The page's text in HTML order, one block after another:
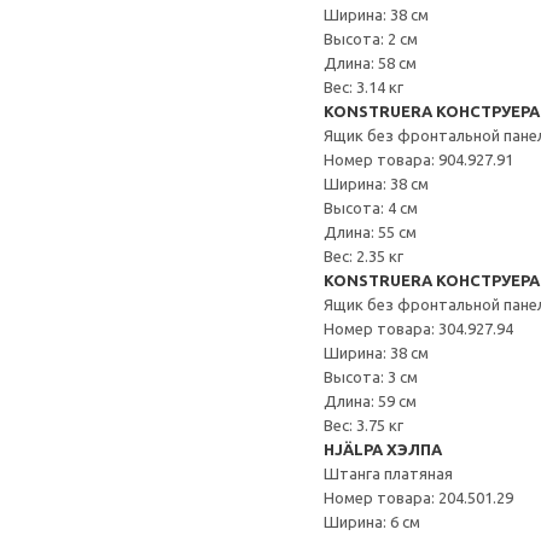
Ширина: 38 см
Высота: 2 см
Длина: 58 см
Вес: 3.14 кг
KONSTRUERA КОНСТРУЕРА
Ящик без фронтальной
Номер товара: 904.927.91
Ширина: 38 см
Высота: 4 см
Длина: 55 см
Вес: 2.35 кг
KONSTRUERA КОНСТРУЕРА
Ящик без фронтальной
Номер товара: 304.927.94
Ширина: 38 см
Высота: 3 см
Длина: 59 см
Вес: 3.75 кг
HJÄLPA ХЭЛПА
Штанга платяная
Номер товара: 204.501.29
Ширина: 6 см